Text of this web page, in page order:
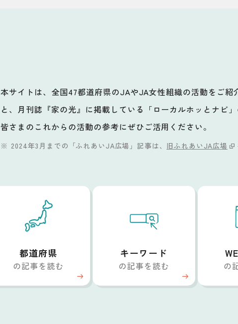
本サイトは、全国47都道府県のJAやJA女性組織の活動をご
と、月刊誌『家の光』に掲載している「ローカルホッとナビ
皆さまのこれからの活動の参考にぜひご活用ください。
2024年3月までの「ふれあいJA広場」記事は、 旧ふれあいJA広場
都道府県
の記事を読む
キーワード
の記事を読む の